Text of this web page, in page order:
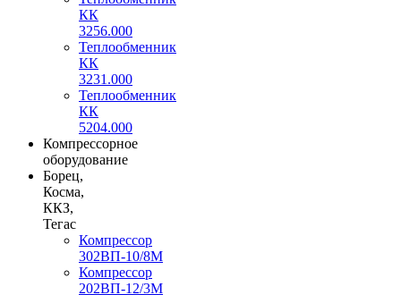
КК
3256.000
Теплообменник
КК
3231.000
Теплообменник
КК
5204.000
Компрессорное
оборудование
Борец,
Косма,
ККЗ,
Тегас
Компрессор
302ВП-10/8М
Компрессор
202ВП-12/3М